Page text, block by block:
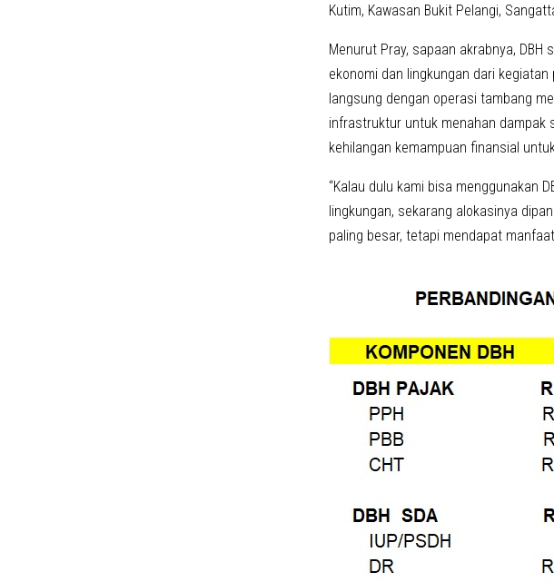
Kutim, Kawasan Bukit Pelangi,
Menurut Pray, sapaan akrabnya,
ekonomi dan lingkungan dari
langsung dengan operasi tambang
infrastruktur untuk menahan dampak
kehilangan kemampuan finansial
“Kalau dulu kami bisa menggunakan
lingkungan, sekarang alokasinya
paling besar, tetapi mendapat